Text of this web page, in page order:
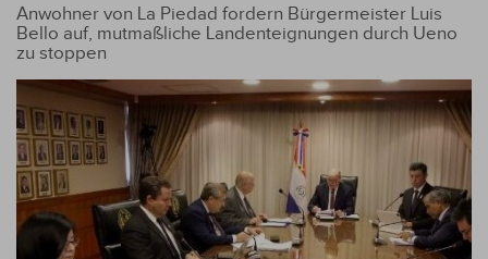
Anwohner von La Piedad fordern Bürgermeister Luis
Bello auf, mutmaßliche Landenteignungen durch Ueno
zu stoppen